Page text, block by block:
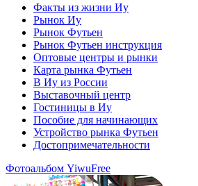
Факты из жизни Иу
Рынок Иу
Рынок Футьен
Рынок Футьен инструкция
Оптовые центры и рынки
Карта рынка Футьен
В Иу из России
Выставочный центр
Гостиницы в Иу
Пособие для начинающих
Устройство рынка Футьен
Достопримечательности
Фотоальбом YiwuFree